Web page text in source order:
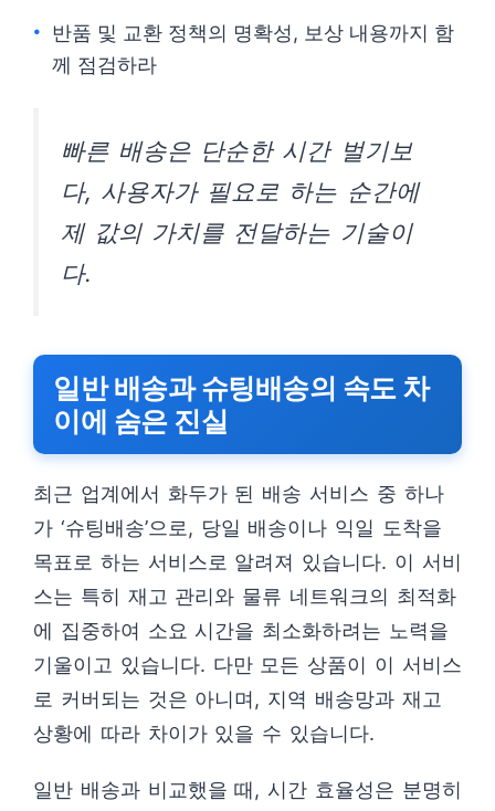
반품 및 교환 정책의 명확성, 보상 내용까지 함
께 점검하라
빠른 배송은 단순한 시간 벌기보
다, 사용자가 필요로 하는 순간에
제 값의 가치를 전달하는 기술이
다.
일반 배송과 슈팅배송의 속도 차
이에 숨은 진실
최근 업계에서 화두가 된 배송 서비스 중 하나
가 ‘슈팅배송’으로, 당일 배송이나 익일 도착을
목표로 하는 서비스로 알려져 있습니다. 이 서비
스는 특히 재고 관리와 물류 네트워크의 최적화
에 집중하여 소요 시간을 최소화하려는 노력을
기울이고 있습니다. 다만 모든 상품이 이 서비스
로 커버되는 것은 아니며, 지역 배송망과 재고
상황에 따라 차이가 있을 수 있습니다.
일반 배송과 비교했을 때, 시간 효율성은 분명히